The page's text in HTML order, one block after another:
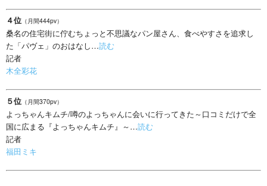
４位 （月間444pv）
桑名の住宅街に佇むちょっと不思議なパン屋さん、食べやすさを追求し
た「パヴェ」のおはなし…読む
記者
木全彩花
５位 （月間370pv）
よっちゃんキムチ/噂のよっちゃんに会いに行ってきた～口コミだけで全
国に広まる『よっちゃんキムチ』～…読む
記者
福田ミキ